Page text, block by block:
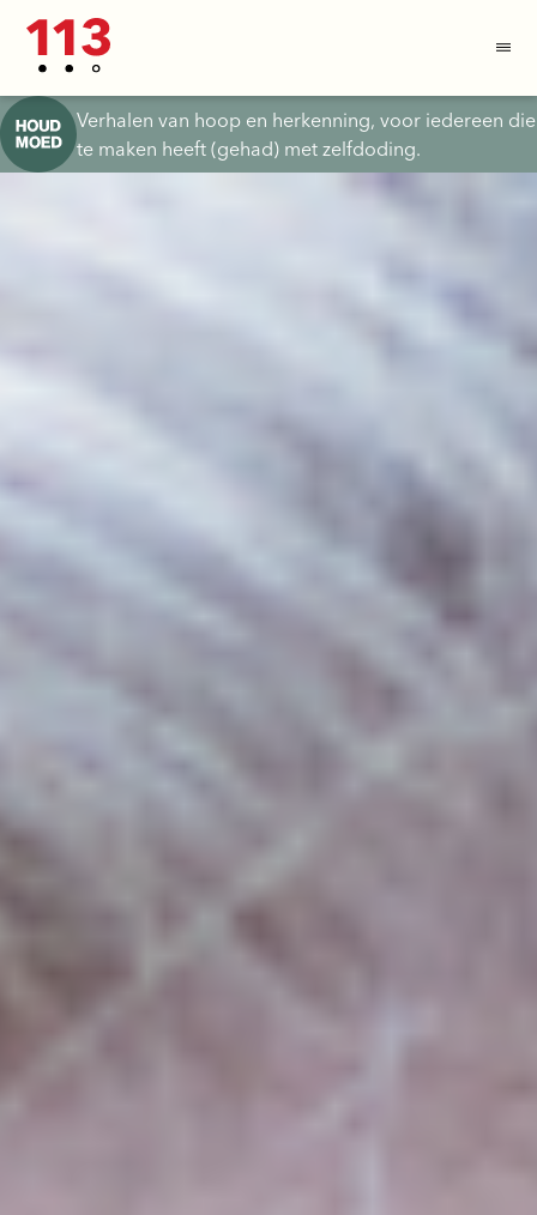
Verhalen van hoop en herkenning, voor iedereen die
te maken heeft (gehad) met zelfdoding.